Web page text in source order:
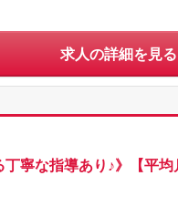
求人の詳細を見る
寧な指導あり♪》【平均